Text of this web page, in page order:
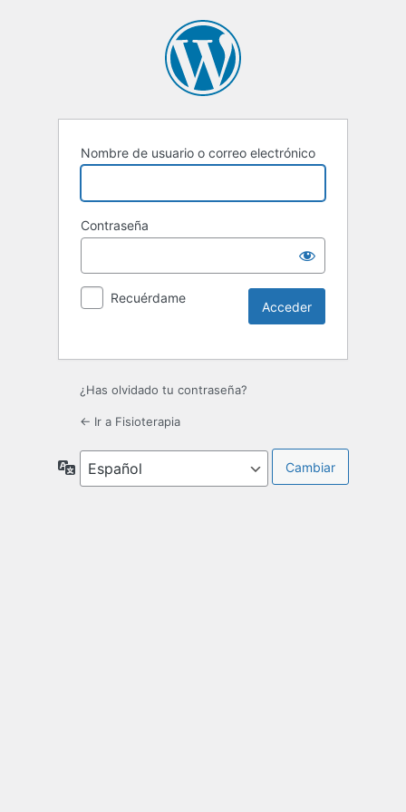
Nombre de usuario o correo electrónico
Contraseña
Recuérdame
¿Has olvidado tu contraseña?
← Ir a Fisioterapia
Idioma